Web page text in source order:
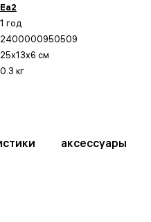
Еа2
1 год
2400000950509
25x13x6 см
0.3 кг
аксессуары